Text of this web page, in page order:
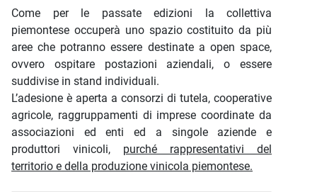
Come per le passate edizioni la collettiva
piemontese occuperà uno spazio costituito da più
aree che potranno essere destinate a open space,
ovvero ospitare postazioni aziendali, o essere
suddivise in stand individuali.
L’adesione è aperta a consorzi di tutela, cooperative
agricole, raggruppamenti di imprese coordinate da
associazioni ed enti ed a singole aziende e
produttori vinicoli, purché rappresentativi del
territorio e della produzione vinicola piemontese.